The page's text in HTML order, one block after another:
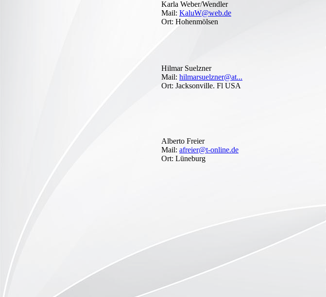
Karla Weber/Wendler
Mail: KaluW@web.de
Ort: Hohenmölsen
Hilmar Suelzner
Mail: hilmarsuelzner@at...
Ort: Jacksonville. Fl USA
Alberto Freier
Mail: afreier@t-online.de
Ort: Lüneburg